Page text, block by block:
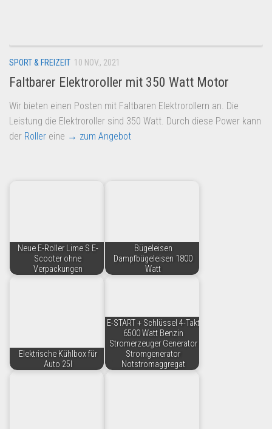
Amazon
Aldi
Lidl
Kostenlos verkaufen
SPORT & FREIZEIT 10 NOV., 2021
Faltbarer Elektroroller mit 350 Watt Motor
Wir bieten einen Posten mit Faltbaren Elektrorollern an. Die
Leistung die Elektroroller sind 350 Watt. Durch diese Power kann
der Roller eine → zum Angebot
Neue E-Roller Lime S E-
Scooter ohne
Verpackungen
Bügeleisen
Dampfbügeleisen 1800
Watt
Elektrische Kühlbox für
Auto 25l
E-START + Schlüssel 4-Takt
6500 Watt Benzin
Stromerzeuger Generator
Stromgenerator
Notstromaggregat